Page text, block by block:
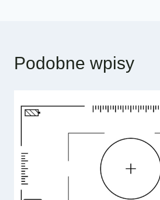
Podobne wpisy